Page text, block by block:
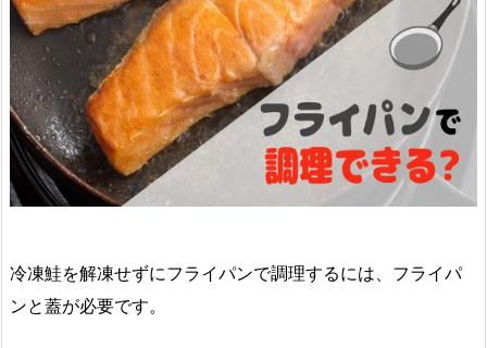
冷凍鮭を解凍せずにフライパンで調理するには、フライパ
ンと蓋が必要です。